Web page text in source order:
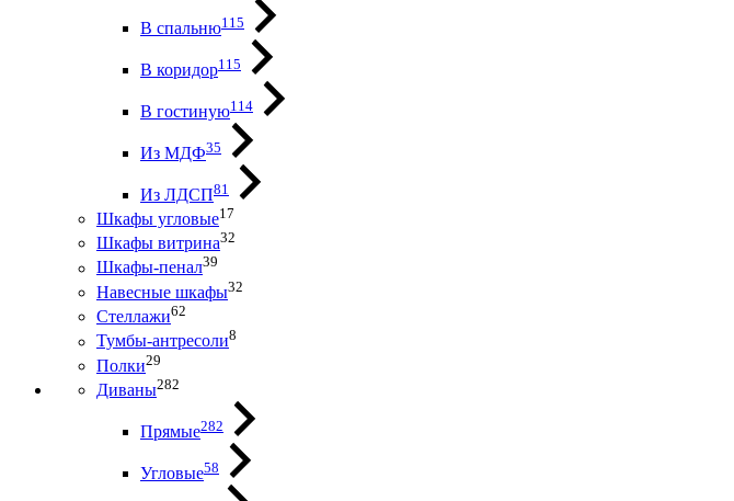
В спальню115
В коридор115
В гостиную114
Из МДФ35
Из ЛДСП81
Шкафы угловые17
Шкафы витрина32
Шкафы-пенал39
Навесные шкафы32
Стеллажи62
Тумбы-антресоли8
Полки29
Диваны282
Прямые282
Угловые58